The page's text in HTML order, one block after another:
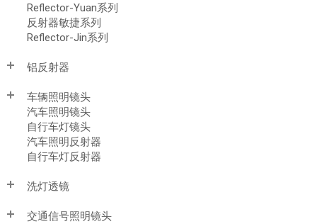
Reflector-Yuan系列
反射器敏捷系列
Reflector-Jin系列
铝反射器
车辆照明镜头
汽车照明镜头
自行车灯镜头
汽车照明反射器
自行车灯反射器
洗灯透镜
交通信号照明镜头